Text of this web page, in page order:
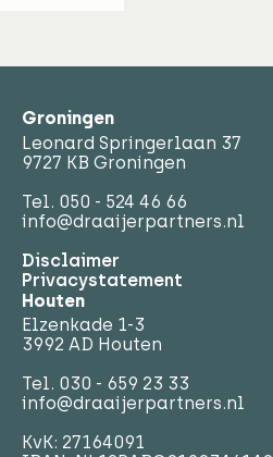
Groningen
Leonard Springerlaan 37
9727 KB Groningen
Tel. 050 - 524 46 66
info@draaijerpartners.nl
Disclaimer
Privacystatement
Houten
Elzenkade 1-3
3992 AD Houten
Tel. 030 - 659 23 33
info@draaijerpartners.nl
KvK: 27164091